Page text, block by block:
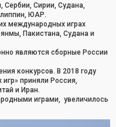
Сербии, Сирии, Судана,
ЮАР.
международных играх
Пакистана, Судана и
являются сборные России
конкурсов. В 2018 году
приняли Россия,
и Иран.
играми, увеличилось